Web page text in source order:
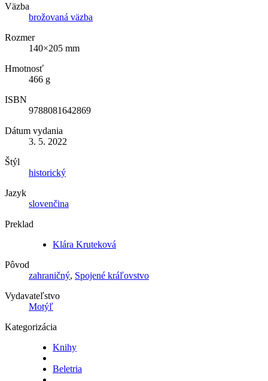
Väzba
brožovaná väzba
Rozmer
140×205 mm
Hmotnosť
466 g
ISBN
9788081642869
Dátum vydania
3. 5. 2022
Štýl
historický
Jazyk
slovenčina
Preklad
Klára Kruteková
Pôvod
zahraničný, Spojené kráľovstvo
Vydavateľstvo
Motýľ
Kategorizácia
Knihy
Beletria